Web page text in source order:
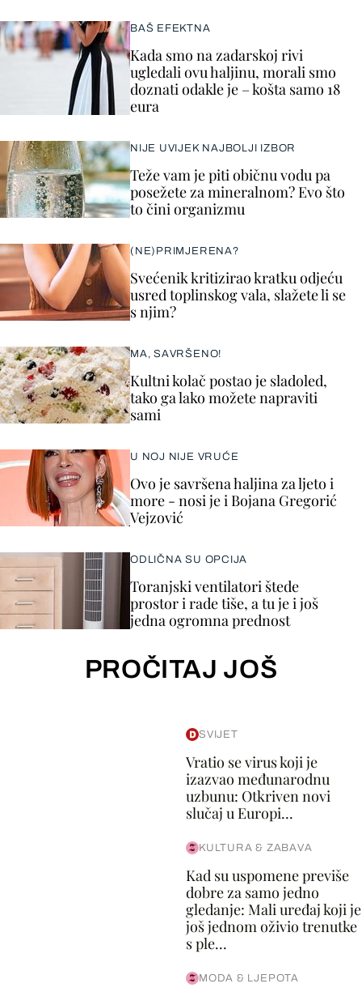
BAŠ EFEKTNA
Kada smo na zadarskoj rivi
ugledali ovu haljinu, morali smo
doznati odakle je – košta samo 18
eura
NIJE UVIJEK NAJBOLJI IZBOR
Teže vam je piti običnu vodu pa
posežete za mineralnom? Evo što
to čini organizmu
(NE)PRIMJERENA?
Svećenik kritizirao kratku odjeću
usred toplinskog vala, slažete li se
s njim?
MA, SAVRŠENO!
Kultni kolač postao je sladoled,
tako ga lako možete napraviti
sami
U NOJ NIJE VRUĆE
Ovo je savršena haljina za ljeto i
more - nosi je i Bojana Gregorić
Vejzović
ODLIČNA SU OPCIJA
Toranjski ventilatori štede
prostor i rade tiše, a tu je i još
jedna ogromna prednost
PROČITAJ JOŠ
SVIJET
Vratio se virus koji je
izazvao međunarodnu
uzbunu: Otkriven novi
slučaj u Europi...
KULTURA & ZABAVA
Kad su uspomene previše
dobre za samo jedno
gledanje: Mali uređaj koji je
još jednom oživio trenutke
s ple...
MODA & LJEPOTA